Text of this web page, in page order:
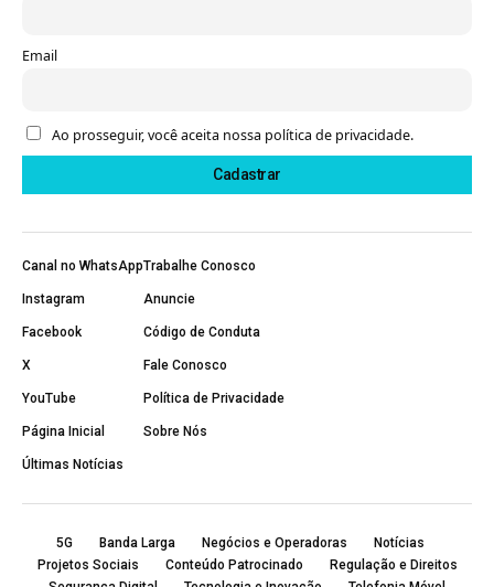
Email
Ao prosseguir, você aceita nossa política de privacidade.
Canal no WhatsApp
Instagram
Facebook
X
YouTube
Página Inicial
Últimas Notícias
Trabalhe Conosco
Anuncie
Código de Conduta
Fale Conosco
Política de Privacidade
Sobre Nós
5G Banda Larga Negócios e Operadoras
Notícias
Projetos Sociais
Conteúdo Patrocinado
Regulação e Direitos